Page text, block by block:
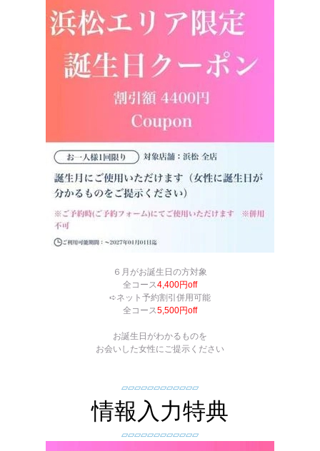
６月がお誕生日の方対象
全コース4,400円off
➪ネット予約割引併用可能
全コース5,500円off
お誕生日がわかるものを
お会いした女性にご提示ください
▱▱▱▱▱▱▱▱▱▱▱▱
情報入力特典
▱▱▱▱▱▱▱▱▱▱▱▱